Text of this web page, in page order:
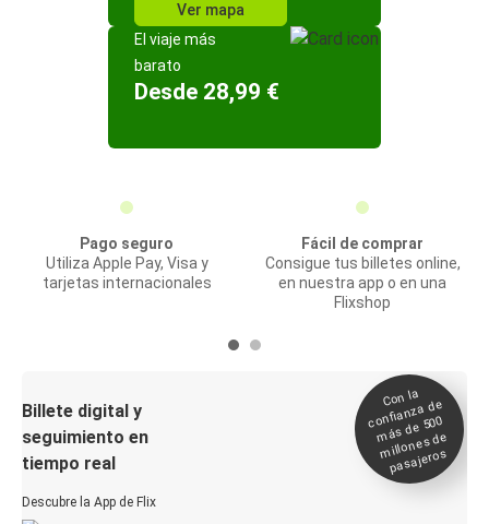
Ver mapa
El viaje más
barato
Desde 28,99 €
Pago seguro
Utiliza Apple Pay, Visa y
tarjetas internacionales
Fácil de comprar
Consigue tus billetes online,
en nuestra app o en una
Flixshop
Billete digital y
seguimiento en
tiempo real
Descubre la App de Flix
Con la
confianza de
más de 500
millones de
pasajeros